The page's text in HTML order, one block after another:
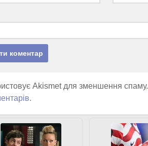
Akismet для зменшення спаму.